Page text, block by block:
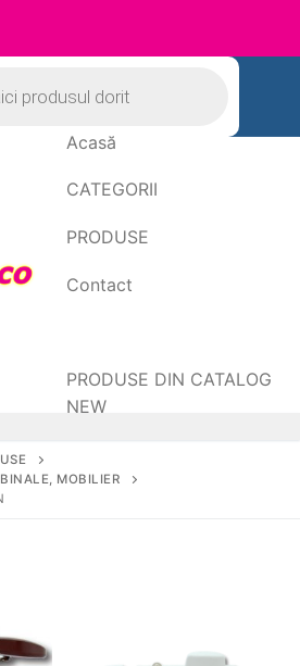
Acasă
CATEGORII
PRODUSE
Contact
PRODUSE DIN CATALOG
NEW
MOBILIER